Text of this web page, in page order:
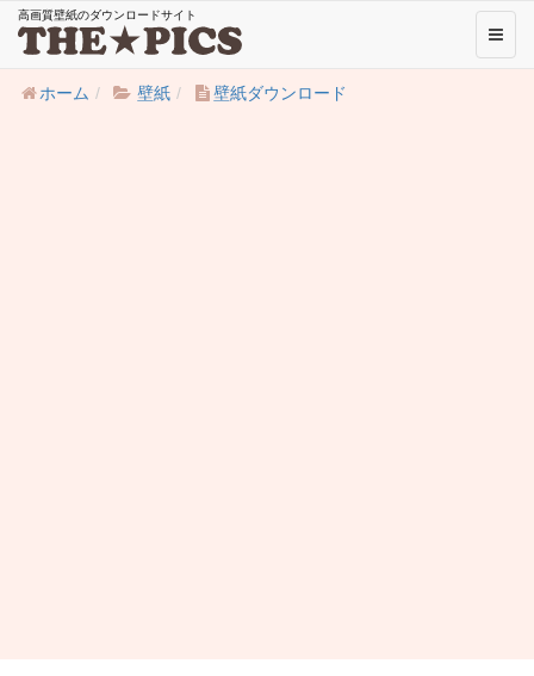
高画質壁紙のダウンロードサイト
ホーム
壁紙 壁紙ダウンロード